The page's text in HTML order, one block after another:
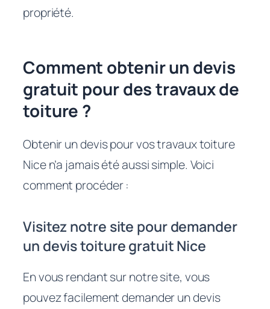
propriété.
Comment obtenir un devis
gratuit pour des travaux de
toiture ?
Obtenir un devis pour vos travaux toiture
Nice n’a jamais été aussi simple. Voici
comment procéder :
Visitez notre site pour demander
un devis toiture gratuit Nice
En vous rendant sur notre site, vous
pouvez facilement demander un devis